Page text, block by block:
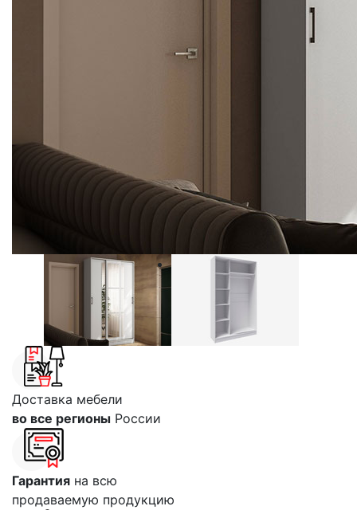
Доставка мебели
во все регионы России
Гарантия на всю
продаваемую продукцию